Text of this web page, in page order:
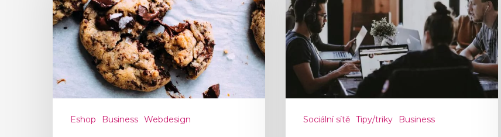
Eshop Business Webdesign Sociální sítě Tipy/triky Business